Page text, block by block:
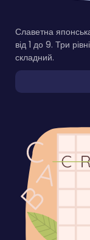
Славетна
від 1 до 9. Три
складний.